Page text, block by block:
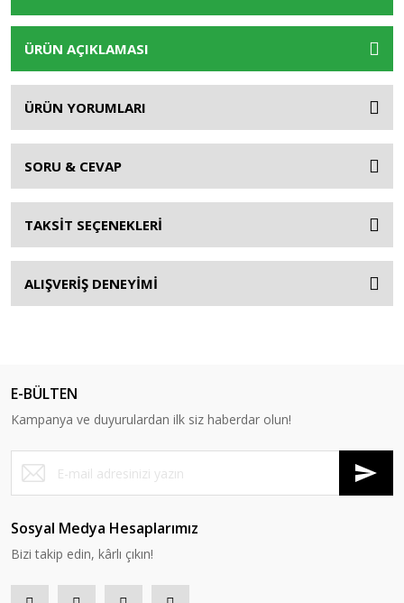
ÜRÜN AÇIKLAMASI
ÜRÜN YORUMLARI
SORU & CEVAP
TAKSİT SEÇENEKLERİ
ALIŞVERİŞ DENEYİMİ
E-BÜLTEN
Kampanya ve duyurulardan ilk siz haberdar olun!
Sosyal Medya Hesaplarımız
Bizi takip edin, kârlı çıkın!